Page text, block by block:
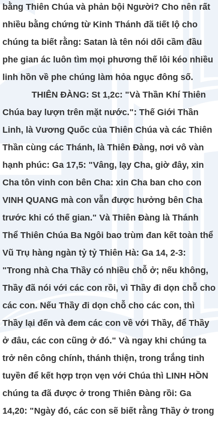
bằng Thiên Chúa và phản bội Người? Cho nên rất
nhiều bằng chứng từ Kinh Thánh đã tiết lộ cho
chúng ta biết rằng: Satan là tên nói dối cầm đầu
phe gian ác luôn tìm mọi phương thế lôi kéo nhiều
linh hồn về phe chúng làm hỏa ngục đông số.
THIÊN ĐÀNG: St 1,2c: "Và Thần Khí Thiên
Chúa bay lượn trên mặt nước.": Thế Giới Thần
Linh, là Vương Quốc của Thiên Chúa và các Thiên
Thần cùng các Thánh, là Thiên Đàng, nơi vô vàn
hạnh phúc: Ga 17,5: "Vâng, lạy Cha, giờ đây, xin
Cha tôn vinh con bên Cha: xin Cha ban cho con
VINH QUANG mà con vẫn được hưởng bên Cha
trước khi có thế gian." Và Thiên Đàng là Thánh
Thể Thiên Chúa Ba Ngôi bao trùm đan kết toàn thể
Vũ Trụ hàng ngàn tỷ tỷ Thiên Hà: Ga 14, 2-3:
"Trong nhà Cha Thầy có nhiều chỗ ở; nếu không,
Thầy đã nói với các con rồi, vì Thầy đi dọn chỗ cho
các con. Nếu Thầy đi dọn chỗ cho các con, thì
Thầy lại đến và đem các con về với Thầy, để Thầy
ở đâu, các con cũng ở đó." Và ngay khi chúng ta
trở nên công chính, thánh thiện, trong trắng tinh
tuyền để kết hợp trọn vẹn với Chúa thì LINH HỒN
chúng ta đã được ở trong Thiên Đàng rồi: Ga
14,20: "Ngày đó, các con sẽ biết rằng Thầy ở trong